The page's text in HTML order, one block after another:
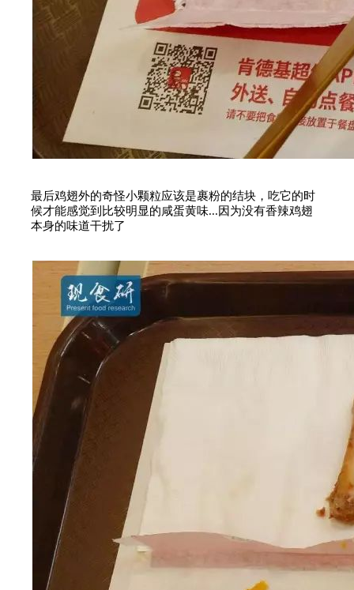
最后鸡翅外的奇怪小颗粒应该是裹粉的结块，吃它的时
候才能感觉到比较明显的咸蛋黄味...因为没有香辣鸡翅
本身的味道干扰了